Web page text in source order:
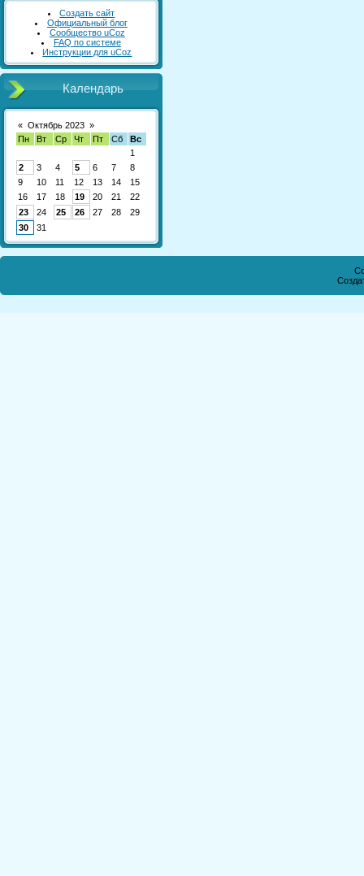
Создать сайт
Официальный блог
Сообщество uCoz
FAQ по системе
Инструкции для uCoz
Календарь
« Октябрь 2023 »
Пн
Вт Ср Чт Пт Сб
Вс
1
2
3 4 5 6 7
8
9
10 11 12 13 14
15
16
17 18 19 20 21
22
23
24 25 26 27 28
29
30
31